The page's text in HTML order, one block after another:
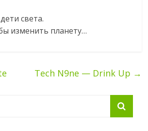
света.
изменить планету…
Tech N9ne — Drink Up →